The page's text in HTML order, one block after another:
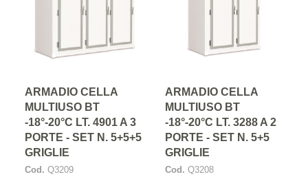
ARMADIO CELLA
MULTIUSO BT
-18°-20°C LT. 4901 A 3
PORTE - SET N. 5+5+5
GRIGLIE
Cod. Q3209
ARMADIO CELLA
MULTIUSO BT
-18°-20°C LT. 3288 A 2
PORTE - SET N. 5+5
GRIGLIE
Cod. Q3208